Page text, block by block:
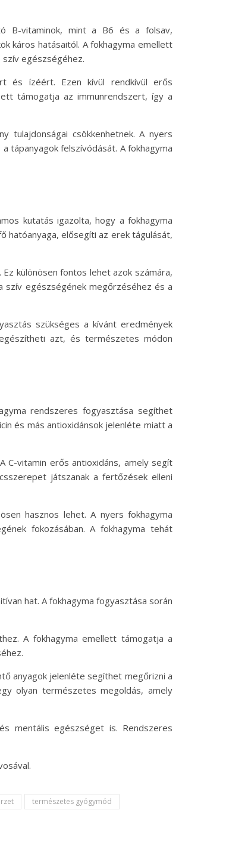
B-vitaminok, mint a B6 és a folsav,
káros hatásaitól. A fokhagyma emellett
szív egészségéhez.
és ízéért. Ezen kívül rendkívül erős
támogatja az immunrendszert, így a
tulajdonságai csökkenhetnek. A nyers
tápanyagok felszívódását. A fokhagyma
kutatás igazolta, hogy a fokhagyma
hatóanyaga, elősegíti az erek tágulását,
különösen fontos lehet azok számára,
szív egészségének megőrzéséhez és a
szükséges a kívánt eredmények
azt, és természetes módon
rendszeres fogyasztása segíthet
és más antioxidánsok jelenléte miatt a
C-vitamin erős antioxidáns, amely segít
játszanak a fertőzések elleni
hasznos lehet. A nyers fokhagyma
fokozásában. A fokhagyma tehát
hat. A fokhagyma fogyasztása során
A fokhagyma emellett támogatja a
anyagok jelenléte segíthet megőrizni a
olyan természetes megoldás, amely
mentális egészséget is. Rendszeres
természetes gyógymód